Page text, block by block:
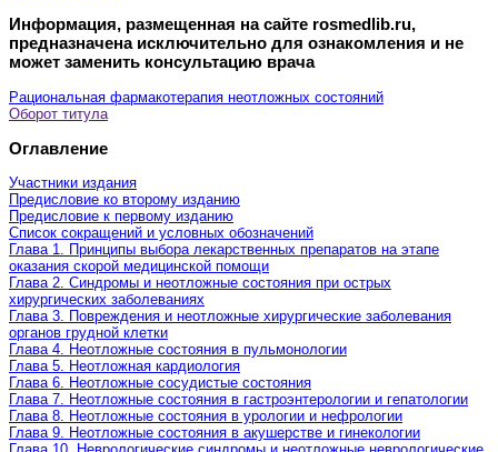
Информация, размещенная на сайте rosmedlib.ru,
предназначена исключительно для ознакомления и не
может заменить консультацию врача
Рациональная фармакотерапия неотложных состояний
Оборот титула
Оглавление
Участники издания
Предисловие ко второму изданию
Предисловие к первому изданию
Список сокращений и условных обозначений
Глава 1. Принципы выбора лекарственных препаратов на этапе
оказания скорой медицинской помощи
Глава 2. Синдромы и неотложные состояния при острых
хирургических заболеваниях
Глава 3. Повреждения и неотложные хирургические заболевания
органов грудной клетки
Глава 4. Неотложные состояния в пульмонологии
Глава 5. Неотложная кардиология
Глава 6. Неотложные сосудистые состояния
Глава 7. Неотложные состояния в гастроэнтерологии и гепатологии
Глава 8. Неотложные состояния в урологии и нефрологии
Глава 9. Неотложные состояния в акушерстве и гинекологии